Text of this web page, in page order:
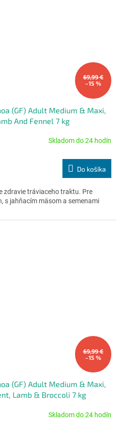
69,99 €
–15 %
(GF) Adult Medium & Maxi,
And Fennel 7 kg
Skladom do 24 hodín
Do košíka
zdravie tráviaceho traktu. Pre
s jahňacím mäsom a semenami
69,99 €
–15 %
(GF) Adult Medium & Maxi,
Lamb & Broccoli 7 kg
Skladom do 24 hodín